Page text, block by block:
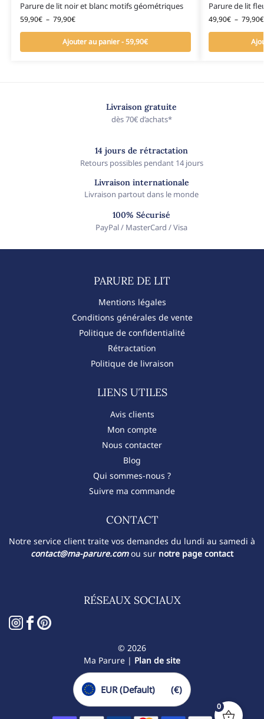
Parure de lit noir et blanc motifs géométriques
59,90€ – 79,90€
Ajouter au panier - 59,90€
Parure de lit
49,90€ – 79,90€
Livraison gratuite
dès 70€ d’achats*
14 jours de rétractation
Retours possibles pendant 14 jours
Livraison internationale
Livraison partout dans le monde
100% Sécurisé
PayPal / MasterCard / Visa
PARURE DE LIT​
Mentions légales
Conditions générales de vente
Politique de confidentialité
Rétractation
Politique de livraison
LIENS UTILES
Avis clients
Mon compte
Nous contacter
Blog
Qui sommes-nous ?
Suivre ma commande
CONTACT​
Notre service client traite vos demandes du lundi au samedi à
contact@ma-parure.comou sur notre page contact
RÉSEAUX SOCIAUX
© 2026
Ma Parure | Plan de site
(€)
EUR (Default)
0